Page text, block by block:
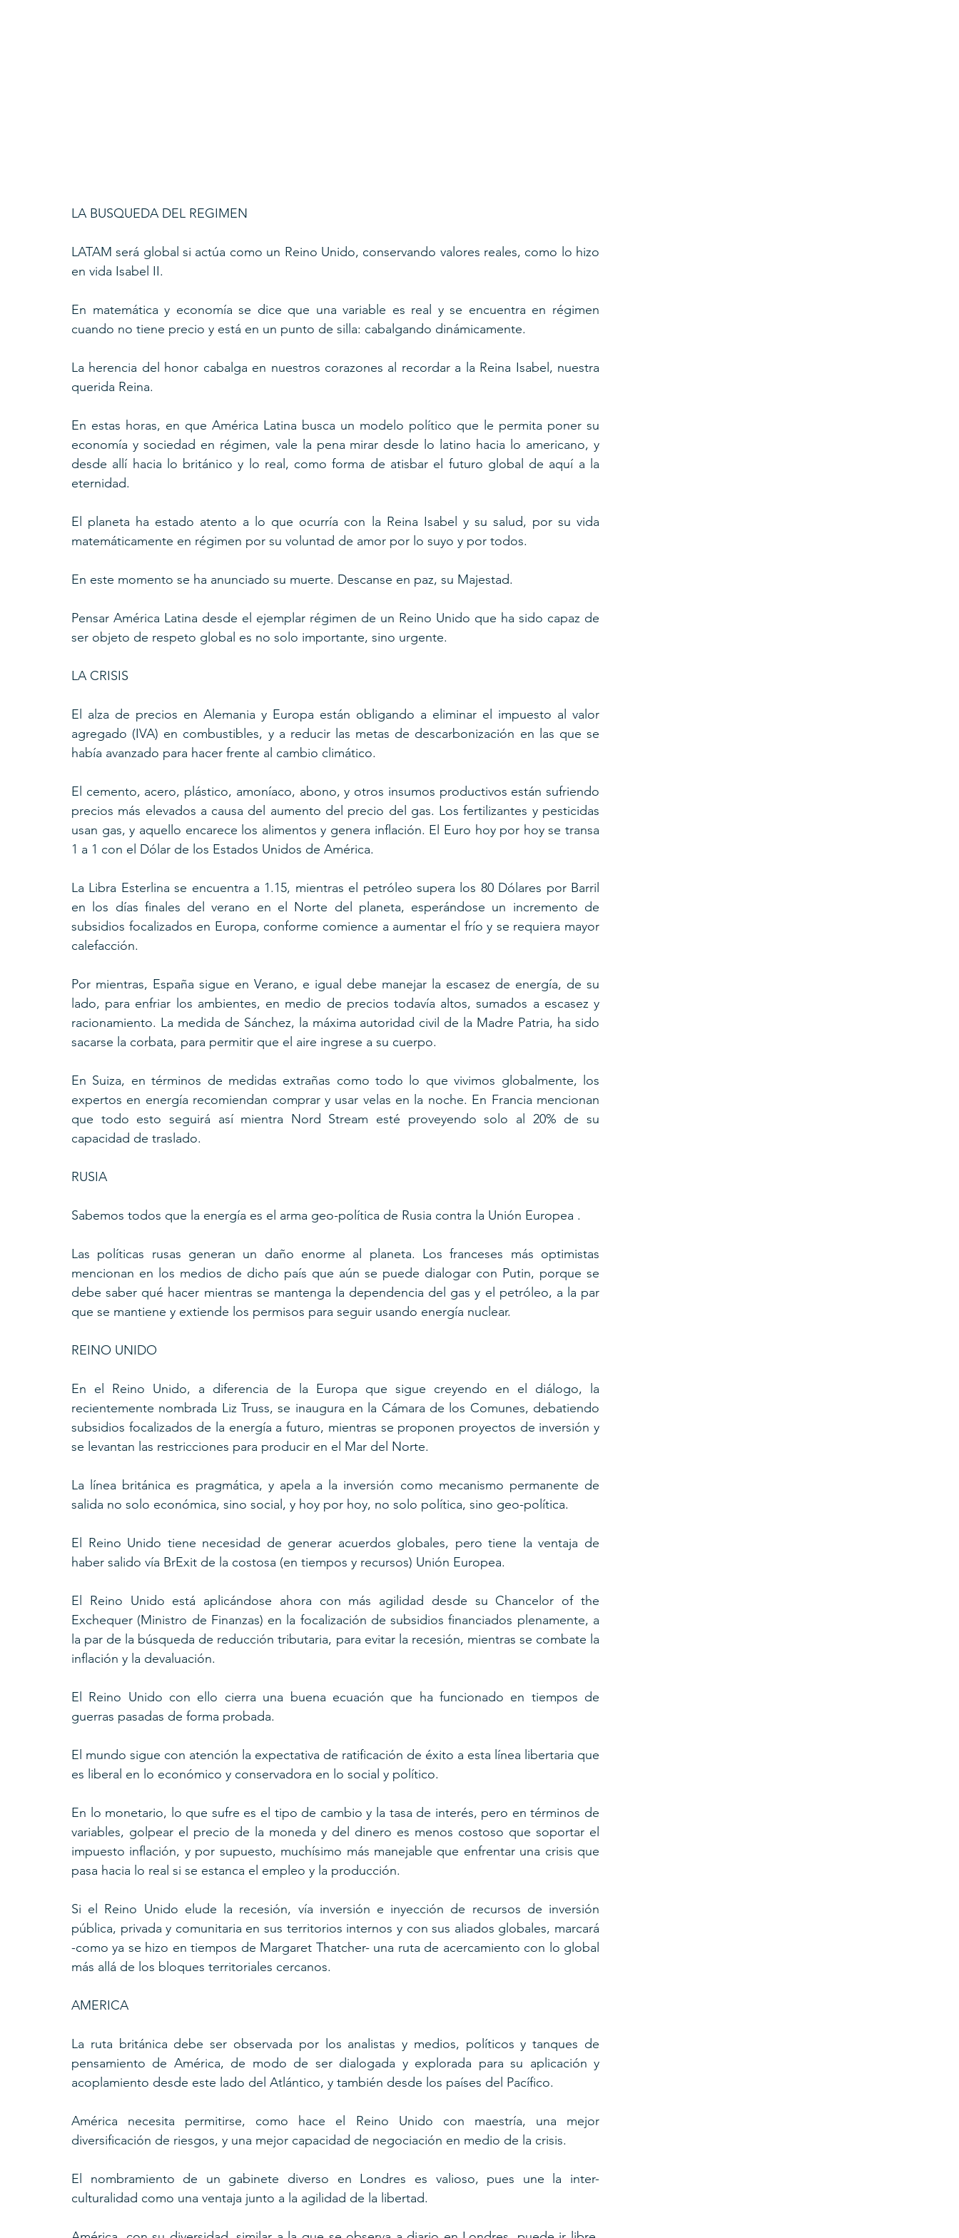
LA BUSQUEDA DEL REGIMEN
LATAM será global si actúa como un Reino Unido, conservando valores reales, como lo hizo
en vida Isabel II.
En matemática y economía se dice que una variable es real y se encuentra en régimen
cuando no tiene precio y está en un punto de silla: cabalgando dinámicamente.
La herencia del honor cabalga en nuestros corazones al recordar a la Reina Isabel, nuestra
querida Reina.
En estas horas, en que América Latina busca un modelo político que le permita poner su
economía y sociedad en régimen, vale la pena mirar desde lo latino hacia lo americano, y
desde allí hacia lo británico y lo real, como forma de atisbar el futuro global de aquí a la
eternidad.
El planeta ha estado atento a lo que ocurría con la Reina Isabel y su salud, por su vida
matemáticamente en régimen por su voluntad de amor por lo suyo y por todos.
En este momento se ha anunciado su muerte. Descanse en paz, su Majestad.
Pensar América Latina desde el ejemplar régimen de un Reino Unido que ha sido capaz de
ser objeto de respeto global es no solo importante, sino urgente.
LA CRISIS
El alza de precios en Alemania y Europa están obligando a eliminar el impuesto al valor
agregado (IVA) en combustibles, y a reducir las metas de descarbonización en las que se
había avanzado para hacer frente al cambio climático.
El cemento, acero, plástico, amoníaco, abono, y otros insumos productivos están sufriendo
precios más elevados a causa del aumento del precio del gas. Los fertilizantes y pesticidas
usan gas, y aquello encarece los alimentos y genera inflación. El Euro hoy por hoy se transa
1 a 1 con el Dólar de los Estados Unidos de América.
La Libra Esterlina se encuentra a 1.15, mientras el petróleo supera los 80 Dólares por Barril
en los días finales del verano en el Norte del planeta, esperándose un incremento de
subsidios focalizados en Europa, conforme comience a aumentar el frío y se requiera mayor
calefacción.
Por mientras, España sigue en Verano, e igual debe manejar la escasez de energía, de su
lado, para enfriar los ambientes, en medio de precios todavía altos, sumados a escasez y
racionamiento. La medida de Sánchez, la máxima autoridad civil de la Madre Patria, ha sido
sacarse la corbata, para permitir que el aire ingrese a su cuerpo.
En Suiza, en términos de medidas extrañas como todo lo que vivimos globalmente, los
expertos en energía recomiendan comprar y usar velas en la noche. En Francia mencionan
que todo esto seguirá así mientra Nord Stream esté proveyendo solo al 20% de su
capacidad de traslado.
RUSIA
Sabemos todos que la energía es el arma geo-política de Rusia contra la Unión Europea .
Las políticas rusas generan un daño enorme al planeta. Los franceses más optimistas
mencionan en los medios de dicho país que aún se puede dialogar con Putin, porque se
debe saber qué hacer mientras se mantenga la dependencia del gas y el petróleo, a la par
que se mantiene y extiende los permisos para seguir usando energía nuclear.
REINO UNIDO
En el Reino Unido, a diferencia de la Europa que sigue creyendo en el diálogo, la
recientemente nombrada Liz Truss, se inaugura en la Cámara de los Comunes, debatiendo
subsidios focalizados de la energía a futuro, mientras se proponen proyectos de inversión y
se levantan las restricciones para producir en el Mar del Norte.
La línea británica es pragmática, y apela a la inversión como mecanismo permanente de
salida no solo económica, sino social, y hoy por hoy, no solo política, sino geo-política.
El Reino Unido tiene necesidad de generar acuerdos globales, pero tiene la ventaja de
haber salido vía BrExit de la costosa (en tiempos y recursos) Unión Europea.
El Reino Unido está aplicándose ahora con más agilidad desde su Chancelor of the
Exchequer (Ministro de Finanzas) en la focalización de subsidios financiados plenamente, a
la par de la búsqueda de reducción tributaria, para evitar la recesión, mientras se combate la
inflación y la devaluación.
El Reino Unido con ello cierra una buena ecuación que ha funcionado en tiempos de
guerras pasadas de forma probada.
El mundo sigue con atención la expectativa de ratificación de éxito a esta línea libertaria que
es liberal en lo económico y conservadora en lo social y político.
En lo monetario, lo que sufre es el tipo de cambio y la tasa de interés, pero en términos de
variables, golpear el precio de la moneda y del dinero es menos costoso que soportar el
impuesto inflación, y por supuesto, muchísimo más manejable que enfrentar una crisis que
pasa hacia lo real si se estanca el empleo y la producción.
Si el Reino Unido elude la recesión, vía inversión e inyección de recursos de inversión
pública, privada y comunitaria en sus territorios internos y con sus aliados globales, marcará
-como ya se hizo en tiempos de Margaret Thatcher- una ruta de acercamiento con lo global
más allá de los bloques territoriales cercanos.
AMERICA
La ruta británica debe ser observada por los analistas y medios, políticos y tanques de
pensamiento de América, de modo de ser dialogada y explorada para su aplicación y
acoplamiento desde este lado del Atlántico, y también desde los países del Pacífico.
América necesita permitirse, como hace el Reino Unido con maestría, una mejor
diversificación de riesgos, y una mejor capacidad de negociación en medio de la crisis.
El nombramiento de un gabinete diverso en Londres es valioso, pues une la inter-
culturalidad como una ventaja junto a la agilidad de la libertad.